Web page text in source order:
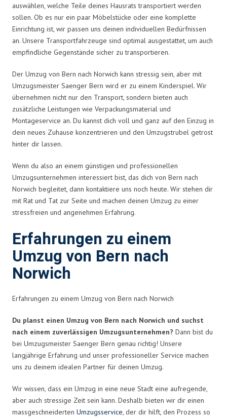
auswählen, welche Teile deines Hausrats transportiert werden
sollen. Ob es nur ein paar Möbelstücke oder eine komplette
Einrichtung ist, wir passen uns deinen individuellen Bedürfnissen
an. Unsere Transportfahrzeuge sind optimal ausgestattet, um auch
empfindliche Gegenstände sicher zu transportieren.
Der Umzug von Bern nach Norwich kann stressig sein, aber mit
Umzugsmeister Saenger Bern wird er zu einem Kinderspiel. Wir
übernehmen nicht nur den Transport, sondern bieten auch
zusätzliche Leistungen wie Verpackungsmaterial und
Montageservice an. Du kannst dich voll und ganz auf den Einzug in
dein neues Zuhause konzentrieren und den Umzugstrubel getrost
hinter dir lassen.
Wenn du also an einem günstigen und professionellen
Umzugsunternehmen interessiert bist, das dich von Bern nach
Norwich begleitet, dann kontaktiere uns noch heute. Wir stehen dir
mit Rat und Tat zur Seite und machen deinen Umzug zu einer
stressfreien und angenehmen Erfahrung.
Erfahrungen zu einem
Umzug von Bern nach
Norwich
Erfahrungen zu einem Umzug von Bern nach Norwich
Du planst einen Umzug von Bern nach Norwich und suchst
nach einem zuverlässigen Umzugsunternehmen? Dann bist du
bei Umzugsmeister Saenger Bern genau richtig! Unsere
langjährige Erfahrung und unser professioneller Service machen
uns zu deinem idealen Partner für deinen Umzug.
Wir wissen, dass ein Umzug in eine neue Stadt eine aufregende,
aber auch stressige Zeit sein kann. Deshalb bieten wir dir einen
massgeschneiderten Umzugsservice, der dir hilft, den Prozess so